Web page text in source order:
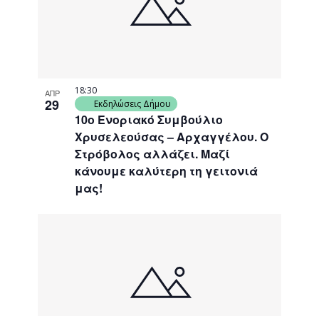
ΑΠΡ
29
10ο Ενοριακό Συμβούλιο
Χρυσελεούσας – Αρχαγγέλου. Ο
Στρόβολος αλλάζει. Μαζί
κάνουμε καλύτερη τη γειτονιά
μας!
18:30
Εκδηλώσεις Δήμου